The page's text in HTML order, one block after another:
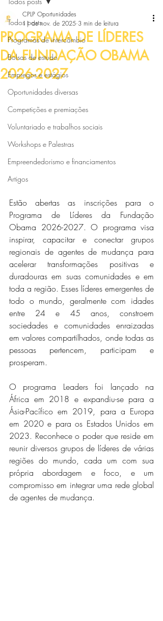
Todos posts
Programas de intercâmbio
Bolsas de estudo
Empregos e estágios
Oportunidades diversas
Competições e premiações
Voluntariado e trabalhos sociais
Workshops e Palestras
Empreendedorismo e financiamentos
Artigos
PROGRAMA DE LÍDERES
DA FUNDAÇÃO OBAMA
2026-2027
CPLP Oportunidades
11 de nov. de 2025 3 min de leitura
Estão abertas as inscrições para o
Programa de Líderes da Fundação
Obama 2026-2027. O programa visa
inspirar, capacitar e conectar grupos
regionais de agentes de mudança para
acelerar transformações positivas e
duradouras em suas comunidades e em
toda a região. Esses líderes emergentes de
todo o mundo, geralmente com idades
entre 24 e 45 anos, constroem
sociedades e comunidades enraizadas
em valores compartilhados, onde todas as
pessoas pertencem, participam e
prosperam.
O programa Leaders foi lançado na
África em 2018 e expandiu-se para a
Ásia-Pacífico em 2019, para a Europa
em 2020 e para os Estados Unidos em
2023. Reconhece o poder que reside em
reunir diversos grupos de líderes de várias
regiões do mundo, cada um com sua
própria abordagem e foco, e um
compromisso em integrar uma rede global
de agentes de mudança.